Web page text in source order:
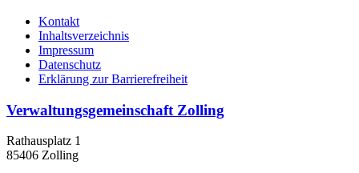
Kontakt
Inhaltsverzeichnis
Impressum
Datenschutz
Erklärung zur Barrierefreiheit
Verwaltungsgemeinschaft Zolling
Rathausplatz 1
85406 Zolling